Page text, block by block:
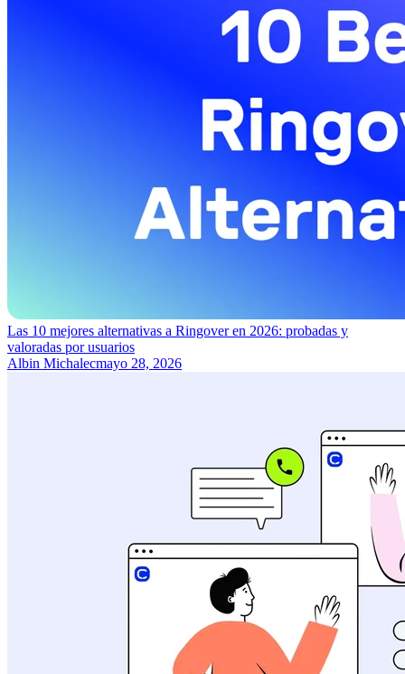
Las 10 mejores alternativas a Ringover en 2026: probadas y
valoradas por usuarios
Albin Michalecmayo 28, 2026